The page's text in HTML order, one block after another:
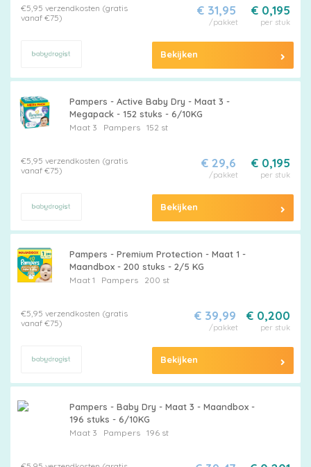
€5,95 verzendkosten (gratis
vanaf €75)
€ 0,195
per stuk
€ 31,95
/pakket
Bekijken
Pampers - Active Baby Dry - Maat 3 -
Megapack - 152 stuks - 6/10KG
Maat 3 Pampers152 st
€5,95 verzendkosten (gratis
vanaf €75)
€ 0,195
per stuk
€ 29,6
/pakket
Bekijken
Pampers - Premium Protection - Maat 1 -
Maandbox - 200 stuks - 2/5 KG
Maat 1 Pampers200 st
€5,95 verzendkosten (gratis
vanaf €75)
€ 0,200
per stuk
€ 39,99
/pakket
Bekijken
Pampers - Baby Dry - Maat 3 - Maandbox -
196 stuks - 6/10KG
Maat 3 Pampers196 st